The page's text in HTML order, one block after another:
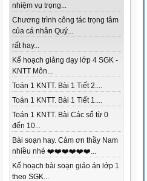
nhiệm vụ trọng...
Chương trình công tác trọng tâm
của cá nhân Quý...
rất hay...
Kế hoạch giảng dạy lớp 4 SGK -
KNTT Môn...
Toán 1 KNTT. Bài 1 Tiết 2....
Toán 1 KNTT. Bài 1 Tiết 1....
Toán 1 KNTT. Bài Các số từ 0
đến 10...
Bài soạn hay. Cảm ơn thầy Nam
nhiều nhé ❤️❤️❤️❤️❤️❤️...
Kế hoạch bài soạn giáo án lớp 1
theo SGK...